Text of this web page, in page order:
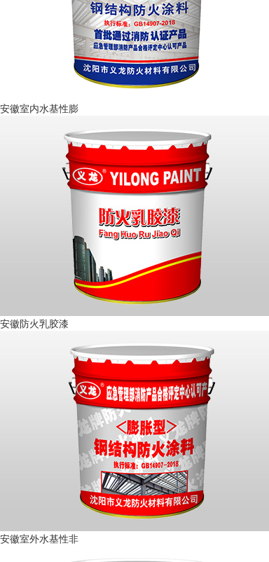
安徽室内水基性膨
安徽防火乳胶漆
安徽室外水基性非